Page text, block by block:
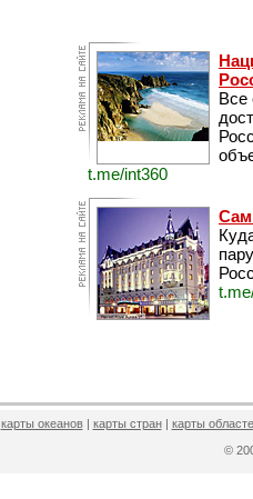
Все
t.me/int360
карты океанов| карты стран| карты
©